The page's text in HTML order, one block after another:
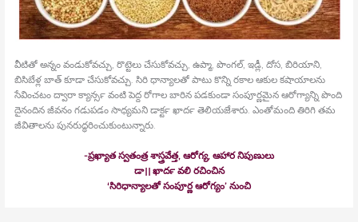
వీటితో అన్నం వండుకోవచ్చు, రొట్టెలు చేసుకోవచ్చు, ఉప్మా, పొంగల్‍, ఇడ్లీ, దోస, బిరియాని,
బిసిబేళ్ల బాత్‍ కూడా చేసుకోవచ్చు. సిరి ధాన్యాలతో పాటు కొన్ని రకాల ఆకుల కషాయాలను
సేవించటం ద్వారా క్యాన్సర్‍ వంటి పెద్ద రోగాల బారిన పడకుండా సంపూర్ణమైన ఆరోగ్యాన్ని పొంది
దైనందిన జీవనం గడుపడం సాధ్యమని డాక్టర్‍ ఖాదర్‍ తెలియజేశారు. ఎంతోమంది తిరిగి తమ
జీవితాలను పునరుద్ధరించుకుంటున్నారు.
-ప్రఖ్యాత స్వతంత్ర శాస్త్రవేత్త, ఆరోగ్య, ఆహార నిపుణులు
డా।। ఖాదర్‍ వలి రచించిన
‘సిరిధాన్యాలతో సంపూర్ణ ఆరోగ్యం’ నుంచి